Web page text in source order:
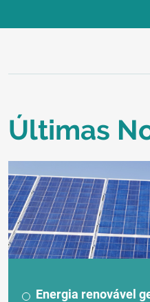
Últimas
Energia renovável